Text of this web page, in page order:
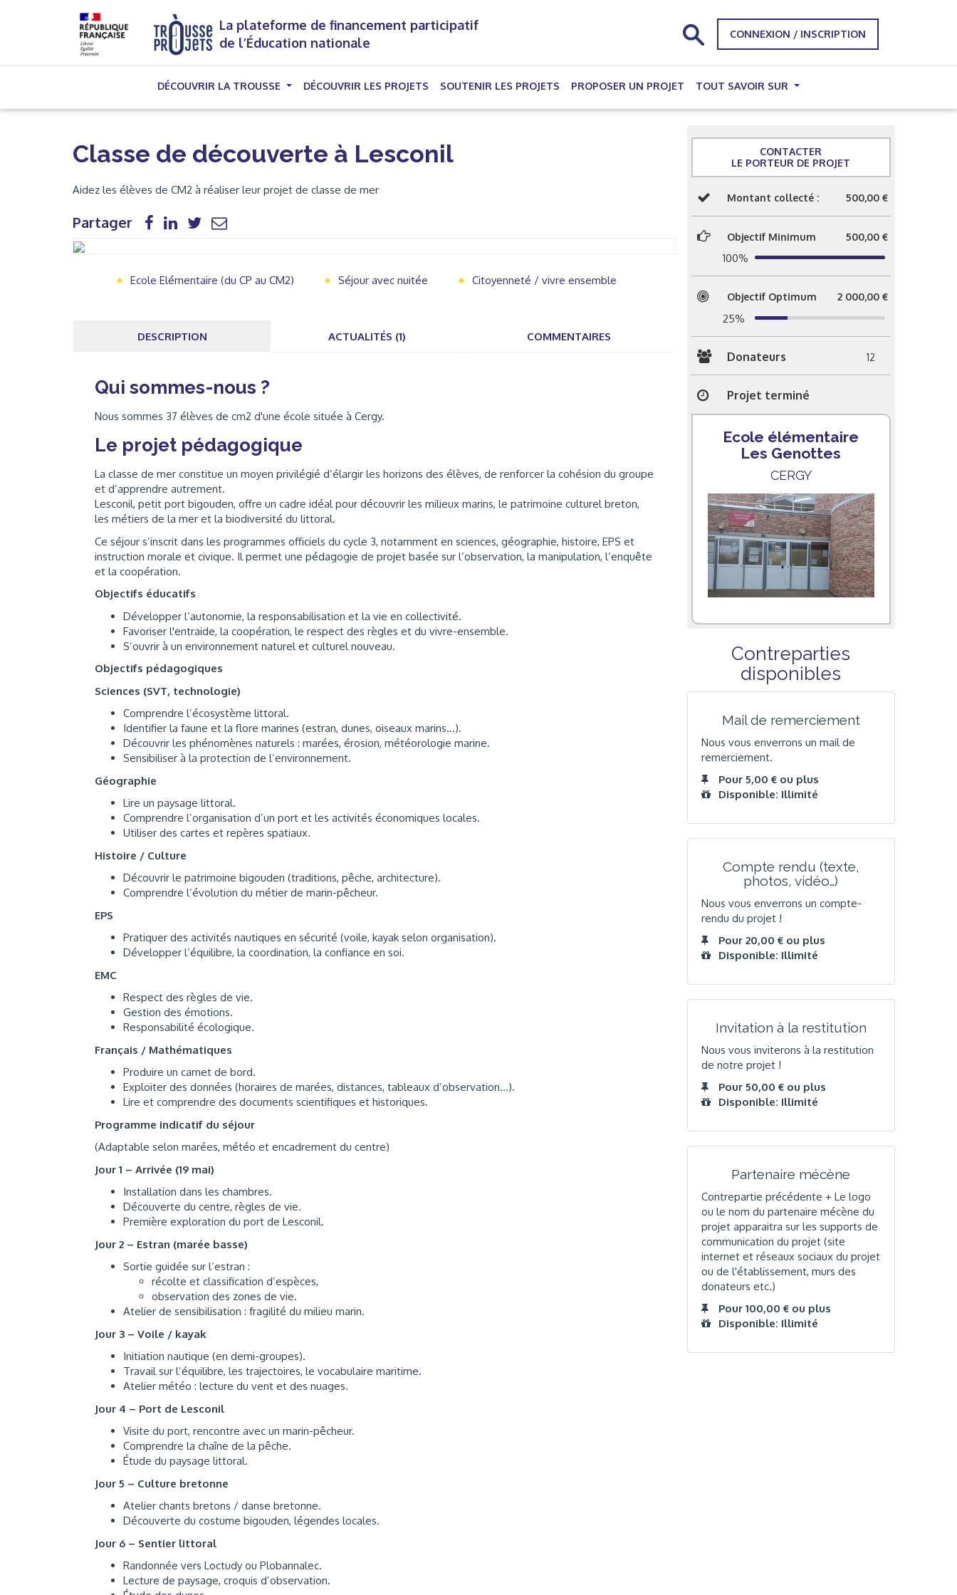
La plateforme de financement participatif
de l’Éducation nationale
CONNEXION / INSCRIPTION
DÉCOUVRIR LA TROUSSE DÉCOUVRIR LES PROJETS (CURRENT)
SOUTENIR LES PROJETS PROPOSER UN PROJET TOUT SAVOIR SUR
Classe de découverte à Lesconil
Aidez les élèves de CM2 à réaliser leur projet de classe de mer
Partager
Ecole Elémentaire (du CP au CM2) Séjour avec nuitée Citoyenneté / vivre ensemble
DESCRIPTION ACTUALITÉS (1) COMMENTAIRES
Qui sommes-nous ?
Nous sommes 37 élèves de cm2 d'une école située à Cergy.
Le projet pédagogique
La classe de mer constitue un moyen privilégié d’élargir les horizons des élèves, de renforcer la cohésion du groupe
et d’apprendre autrement.
Lesconil, petit port bigouden, offre un cadre idéal pour découvrir les milieux marins, le patrimoine culturel breton,
les métiers de la mer et la biodiversité du littoral.
Ce séjour s’inscrit dans les programmes officiels du cycle 3, notamment en sciences, géographie, histoire, EPS et
instruction morale et civique. Il permet une pédagogie de projet basée sur l’observation, la manipulation, l’enquête
et la coopération.
Objectifs éducatifs
Développer l’autonomie, la responsabilisation et la vie en collectivité.
Favoriser l'entraide, la coopération, le respect des règles et du vivre-ensemble.
S’ouvrir à un environnement naturel et culturel nouveau.
Objectifs pédagogiques
Sciences (SVT, technologie)
Comprendre l’écosystème littoral.
Identifier la faune et la flore marines (estran, dunes, oiseaux marins…).
Découvrir les phénomènes naturels : marées, érosion, météorologie marine.
Sensibiliser à la protection de l’environnement.
Géographie
Lire un paysage littoral.
Comprendre l’organisation d’un port et les activités économiques locales.
Utiliser des cartes et repères spatiaux.
Histoire / Culture
Découvrir le patrimoine bigouden (traditions, pêche, architecture).
Comprendre l’évolution du métier de marin-pêcheur.
EPS
Pratiquer des activités nautiques en sécurité (voile, kayak selon organisation).
Développer l’équilibre, la coordination, la confiance en soi.
EMC
Respect des règles de vie.
Gestion des émotions.
Responsabilité écologique.
Français / Mathématiques
Produire un carnet de bord.
Exploiter des données (horaires de marées, distances, tableaux d’observation…).
Lire et comprendre des documents scientifiques et historiques.
Programme indicatif du séjour
(Adaptable selon marées, météo et encadrement du centre)
Jour 1 – Arrivée (19 mai)
Installation dans les chambres.
Découverte du centre, règles de vie.
Première exploration du port de Lesconil.
Jour 2 – Estran (marée basse)
Sortie guidée sur l’estran :
récolte et classification d’espèces,
observation des zones de vie.
Atelier de sensibilisation : fragilité du milieu marin.
Jour 3 – Voile / kayak
Initiation nautique (en demi-groupes).
Travail sur l’équilibre, les trajectoires, le vocabulaire maritime.
Atelier météo : lecture du vent et des nuages.
Jour 4 – Port de Lesconil
Visite du port, rencontre avec un marin-pêcheur.
Comprendre la chaîne de la pêche.
Étude du paysage littoral.
Jour 5 – Culture bretonne
Atelier chants bretons / danse bretonne.
Découverte du costume bigouden, légendes locales.
Jour 6 – Sentier littoral
Randonnée vers Loctudy ou Plobannalec.
Lecture de paysage, croquis d’observation.
CONTACTER
LE PORTEUR DE PROJET
Montant collecté : 500,00 €
Objectif Minimum 500,00 €
100%
Objectif Optimum 2 000,00 €
25%
Donateurs 12
Projet terminé
Ecole élémentaire
Les Genottes
CERGY
Contreparties
disponibles
Mail de remerciement
Nous vous enverrons un mail de
remerciement.
Pour 5,00 € ou plus
Disponible: Illimité
Compte rendu (texte,
photos, vidéo…)
Nous vous enverrons un compte-
rendu du projet !
Pour 20,00 € ou plus
Disponible: Illimité
Invitation à la restitution
Nous vous inviterons à la restitution
de notre projet !
Pour 50,00 € ou plus
Disponible: Illimité
Partenaire mécène
Contrepartie précédente + Le logo
ou le nom du partenaire mécène du
projet apparaitra sur les supports de
communication du projet (site
internet et réseaux sociaux du projet
ou de l'établissement, murs des
donateurs etc.)
Pour 100,00 € ou plus
Disponible: Illimité